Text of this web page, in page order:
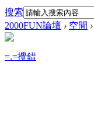
搜索
2000FUN論壇 › 空間 ›
=.=攪錯